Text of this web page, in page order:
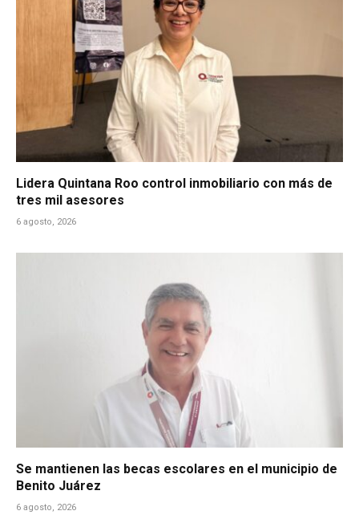
Lidera Quintana Roo control inmobiliario con más de
tres mil asesores
6 agosto, 2026
Se mantienen las becas escolares en el municipio de
Benito Juárez
6 agosto, 2026